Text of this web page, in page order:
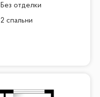
Без отделки
2 спальни